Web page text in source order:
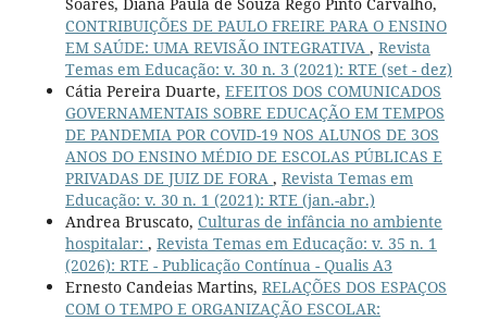
CONTRIBUIÇÕES DE PAULO FREIRE PARA O ENSINO
EM SAÚDE: UMA REVISÃO INTEGRATIVA , Revista
Temas em Educação: v. 30 n. 3 (2021): RTE (set - dez)
Cátia Pereira Duarte, EFEITOS DOS COMUNICADOS
GOVERNAMENTAIS SOBRE EDUCAÇÃO EM TEMPOS
DE PANDEMIA POR COVID-19 NOS ALUNOS DE 3OS
ANOS DO ENSINO MÉDIO DE ESCOLAS PÚBLICAS E
PRIVADAS DE JUIZ DE FORA , Revista Temas em
Educação: v. 30 n. 1 (2021): RTE (jan.-abr.)
Andrea Bruscato, Culturas de infância no ambiente
hospitalar: , Revista Temas em Educação: v. 35 n. 1
(2026): RTE - Publicação Contínua - Qualis A3
Ernesto Candeias Martins, RELAÇÕES DOS ESPAÇOS
COM O TEMPO E ORGANIZAÇÃO ESCOLAR: